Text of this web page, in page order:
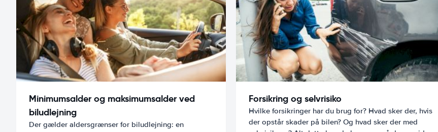
Minimumsalder og maksimumsalder ved
biludlejning
Der gælder aldersgrænser for biludlejning: en
Forsikring og selvrisiko
Hvilke forsikringer har du brug for? Hvad sker der, hvis
der opstår skader på bilen? Og hvad sker der med